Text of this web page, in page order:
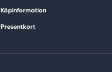
Köpinformation
Presentkort